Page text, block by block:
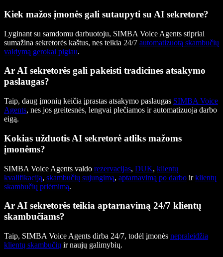
Kiek mažos įmonės gali sutaupyti su AI sekretore?
Lyginant su samdomu darbuotoju, SIMBA Voice Agents stipriai
sumažina sekretorės kaštus, nes teikia 24/7 automatizuotą skambučių
valdymą gerokai pigiau.
Ar AI sekretorės gali pakeisti tradicines atsakymo
paslaugas?
Taip, daug įmonių keičia įprastas atsakymo paslaugas SIMBA Voice
Agents, nes jos greitesnės, lengvai plečiamos ir automatizuoja darbo
eigą.
Kokias užduotis AI sekretorė atliks mažoms
įmonėms?
SIMBA Voice Agents valdo rezervacijas, DUK, klientų
kvalifikaciją, skambučių sujungimą, aptarnavimą po darbo irklientų
skambučių priėmimą.
Ar AI sekretorės teikia aptarnavimą 24/7 klientų
skambučiams?
Taip, SIMBA Voice Agents dirba 24/7, todėl įmonės nepraleidžia
klientų skambučių ir naujų galimybių.